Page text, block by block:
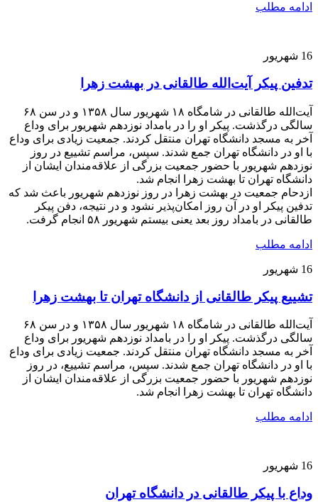
ادامه مطلب
16 شهریور
تدفین پیکر آیت‌الله طالقانی در بهشت زهرا
آیت‌الله طالقانی در شامگاه ۱۸ شهریور سال ۱۳۵۸ و در سن ۶۸
سالگی درگذشت. پیکر او را در بامداد نوزدهم شهریور برای وداع
آخر به مسجد دانشگاه تهران منتقل کردند. جمعیت زیادی برای وداع
با او در دانشگاه تهران جمع شدند. سپس، مراسم تشییع در روز
نوزدهم شهریور با حضور جمعیت بزرگی از علاقه‌مندان ایشان از
دانشگاه تهران تا بهشت زهرا انجام شد.
ازدحام جمعیت در بهشت زهرا در روز نوزدهم شهریور باعث شد که
تدفین پیکر او در آن روز امکان‌پذیر نشود و در نتیجه، دفن پیکر
طالقانی در بامداد روز بعد یعنی بیستم شهریور ۵۸ انجام گرفت.
ادامه مطلب
16 شهریور
تشییع پیکر طالقانی از دانشگاه تهران تا بهشت زهرا
آیت‌الله طالقانی در شامگاه ۱۸ شهریور سال ۱۳۵۸ و در سن ۶۸
سالگی درگذشت. پیکر او را در بامداد نوزدهم شهریور برای وداع
آخر به مسجد دانشگاه تهران منتقل کردند. جمعیت زیادی برای وداع
با او در دانشگاه تهران جمع شدند. سپس، مراسم تشییع، در روز
نوزدهم شهریور با حضور جمعیت بزرگی از علاقه‌مندان ایشان از
دانشگاه تهران تا بهشت زهرا انجام شد.
ادامه مطلب
16 شهریور
وداع با پیکر طالقانی در دانشگاه تهران